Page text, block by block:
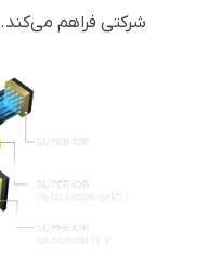
شرکتی فراهم می‌کند.